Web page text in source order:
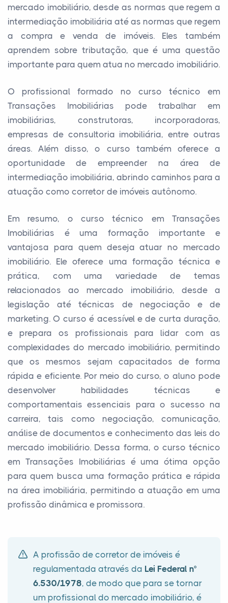
mercado imobiliário, desde as normas que regem a
intermediação imobiliária até as normas que regem
a compra e venda de imóveis. Eles também
aprendem sobre tributação, que é uma questão
importante para quem atua no mercado imobiliário.
O profissional formado no curso técnico em
Transações Imobiliárias pode trabalhar em
imobiliárias, construtoras, incorporadoras,
empresas de consultoria imobiliária, entre outras
áreas. Além disso, o curso também oferece a
oportunidade de empreender na área de
intermediação imobiliária, abrindo caminhos para a
atuação como corretor de imóveis autônomo.
Em resumo, o curso técnico em Transações
Imobiliárias é uma formação importante e
vantajosa para quem deseja atuar no mercado
imobiliário. Ele oferece uma formação técnica e
prática, com uma variedade de temas
relacionados ao mercado imobiliário, desde a
legislação até técnicas de negociação e de
marketing. O curso é acessível e de curta duração,
e prepara os profissionais para lidar com as
complexidades do mercado imobiliário, permitindo
que os mesmos sejam capacitados de forma
rápida e eficiente. Por meio do curso, o aluno pode
desenvolver habilidades técnicas e
comportamentais essenciais para o sucesso na
carreira, tais como negociação, comunicação,
análise de documentos e conhecimento das leis do
mercado imobiliário. Dessa forma, o curso técnico
em Transações Imobiliárias é uma ótima opção
para quem busca uma formação prática e rápida
na área imobiliária, permitindo a atuação em uma
profissão dinâmica e promissora.
A profissão de corretor de imóveis é
regulamentada através da Lei Federal n°
6.530/1978, de modo que para se tornar
um profissional do mercado imobiliário, é